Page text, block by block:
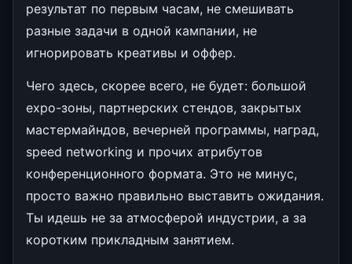
результат по первым часам, не смешивать
разные задачи в одной кампании, не
игнорировать креативы и оффер.
Чего здесь, скорее всего, не будет: большой
expo-зоны, партнерских стендов, закрытых
мастермайндов, вечерней программы, наград,
speed networking и прочих атрибутов
конференционного формата. Это не минус,
просто важно правильно выставить ожидания.
Ты идешь не за атмосферой индустрии, а за
коротким прикладным занятием.